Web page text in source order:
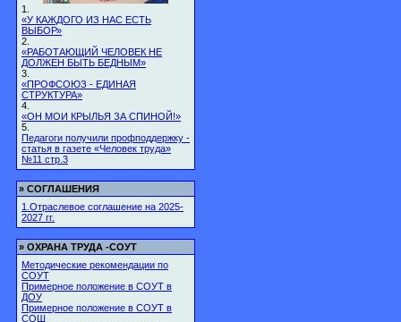
1.
«У КАЖДОГО ИЗ НАС ЕСТЬ
ВЫБОР»
2.
«РАБОТАЮЩИЙ ЧЕЛОВЕК НЕ
ДОЛЖЕН БЫТЬ БЕДНЫМ»
3.
«ПРОФСОЮЗ - ЕДИНАЯ
СТРУКТУРА»
4.
«ОН МОИ КРЫЛЬЯ ЗА СПИНОЙ!»
5.
Педагоги получили профподдержку -
статья в газете «Человек труда»
№11 стр.3
» СОГЛАШЕНИЯ
1.Отраслевое соглашение на 2025-
2027 гг.
» ОХРАНА ТРУДА -СОУТ
Методические рекомендации по
СОУТ
Примерное положение в СОУТ в
ДОУ
Примерное положение в СОУТ в
СОШ